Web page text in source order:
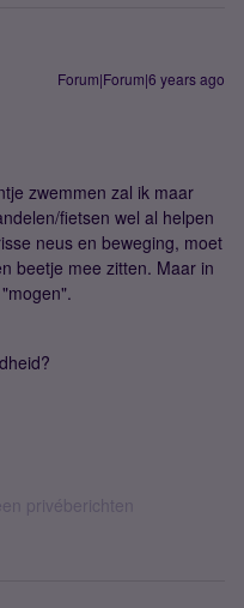
Forum|Forum|6 years ago
zwemmen zal ik maar
fietsen wel al helpen
neus en beweging, moet
beetje mee zitten. Maar in
privéberichten